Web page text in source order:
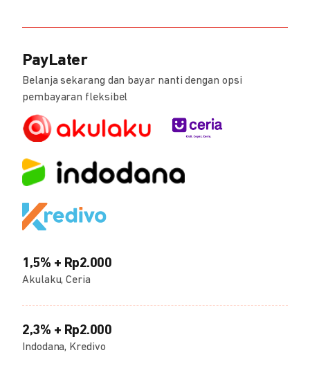
PayLater
Belanja sekarang dan bayar nanti dengan opsi
pembayaran fleksibel
1,5% + Rp2.000
Akulaku, Ceria
2,3% + Rp2.000
Indodana, Kredivo